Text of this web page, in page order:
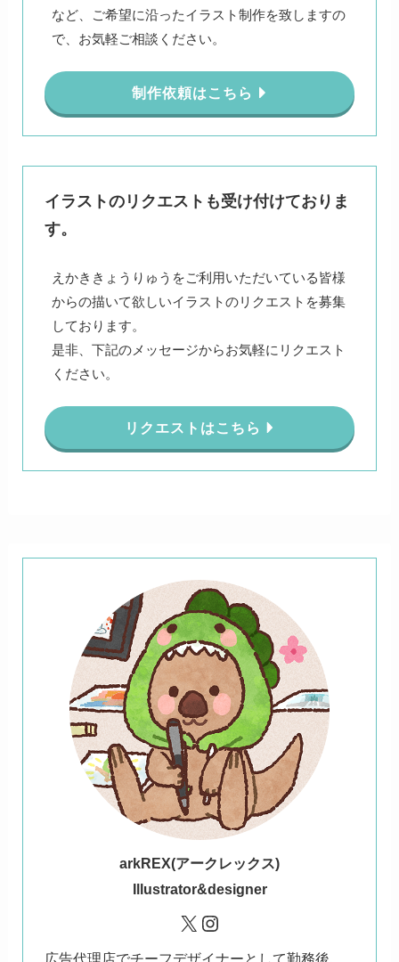
など、ご希望に沿ったイラスト制作を致しますの
で、お気軽ご相談ください。
制作依頼はこちら
イラストのリクエストも受け付けておりま
す。
えかききょうりゅうをご利用いただいている皆様
からの描いて欲しいイラストのリクエストを募集
しております。
是非、下記のメッセージからお気軽にリクエスト
ください。
リクエストはこちら
arkREX(アークレックス)
Illustrator&designer
X Instagram
広告代理店でチーフデザイナーとして勤務後、